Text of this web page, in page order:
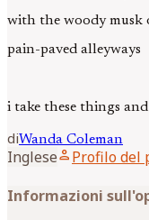
with the woody musk
pain-paved alleyways
i take these things
diWanda Coleman
Ingleseperson Profilo del
Informazioni